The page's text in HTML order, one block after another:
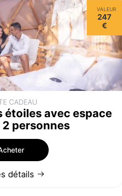
VALEUR
247
€
CADEAU
étoiles avec espace
personnes
détails